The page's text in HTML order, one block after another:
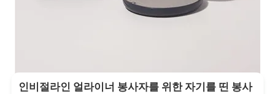
인비절라인 얼라이너 봉사자를 위한 자기를 띤 봉사